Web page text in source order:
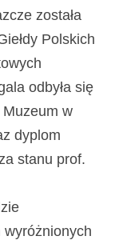
została
Polskich
odbyła się
Muzeum w
dyplom
stanu prof.
wyróżnionych